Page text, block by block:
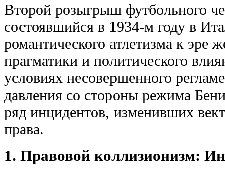
Второй розыгрыш футбольного
состоявшийся в 1934-м году в
романтического атлетизма к эре
прагматики и политического
условиях несовершенного
давления со стороны режима
ряд инцидентов, изменивших
права.
1. Правовой коллизионизм: